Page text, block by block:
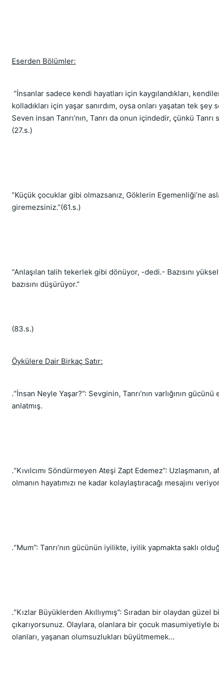
Eserden Bölümler:
“İnsanlar sadece kendi hayatları için kaygılandıkları,
kolladıkları için yaşar sanırdım, oysa onları yaşatan tek şey
Seven insan Tanrı’nın, Tanrı da onun içindedir, çünkü Tanrı
(27.s.)
“Küçük çocuklar gibi olmazsanız, Göklerin Egemenliği’ne
giremezsiniz.”(61.s.)
“Anlaşılan talih tekerlek gibi dönüyor, -dedi.- Bazısını
bazısını düşürüyor.”
(83.s.)
Öykülere Dair Birkaç Satır:
.“İnsan Neyle Yaşar?”: Sevginin, Tanrı’nın varlığının
anlatmış.
.“Kıvılcımı Söndürmeyen Ateşi Zapt Edemez”: Uzlaşmanın,
olmanın hayatımızı ne kadar kolaylaştıracağı mesajını
.“Mum”: Tanrı’nın gücünün iyilikte, iyilik yapmakta saklı
.“Kızlar Büyüklerden Akıllıymış”: Sıradan bir olaydan güzel
çıkarıyorsunuz. Olaylara, olanlara bir çocuk masumiyetiyle
olanları, yaşanan olumsuzlukları büyütmemek…